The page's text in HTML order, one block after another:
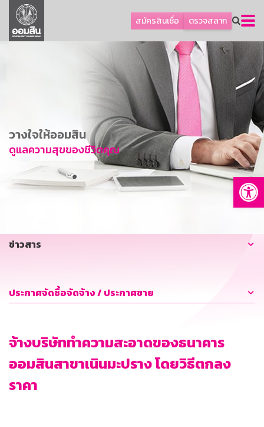
สมัครสินเชื่อ ตรวจสลาก
ลูกค้าธุรกิจ
ลูกค้าผู้ประกอบรายย่อย
การพัฒนาที่ยั่งยืน
ข่าวสาร
บริการทางการเงิน
อื่นๆ
วางใจให้ออมสิน
ดูแลความสุขของชีวิตคุณ
ข่าวสาร
ประกาศจัดซื้อจัดจ้าง / ประกาศขาย
จ้างบริษัททำความสะอาดของธนาคาร
ออมสินสาขาเนินมะปราง โดยวิธีตกลง
ราคา